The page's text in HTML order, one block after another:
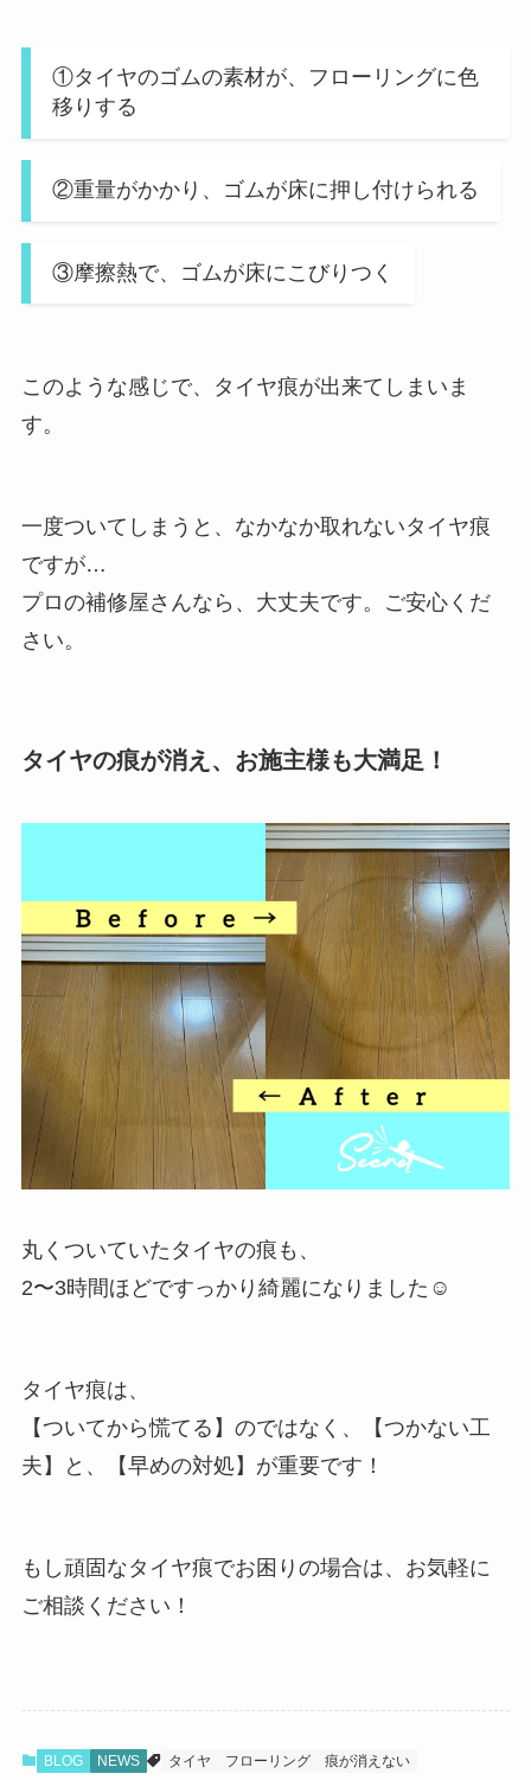
①タイヤのゴムの素材が、フローリングに色
移りする
②重量がかかり、ゴムが床に押し付けられる
③摩擦熱で、ゴムが床にこびりつく
このような感じで、タイヤ痕が出来てしまいま
す。
一度ついてしまうと、なかなか取れないタイヤ痕
ですが…
プロの補修屋さんなら、大丈夫です。ご安心くだ
さい。
タイヤの痕が消え、お施主様も大満足！
丸くついていたタイヤの痕も、
2〜3時間ほどですっかり綺麗になりました☺️
タイヤ痕は、
【ついてから慌てる】のではなく、【つかない工
夫】と、【早めの対処】が重要です！
もし頑固なタイヤ痕でお困りの場合は、お気軽に
ご相談ください！
BLOG NEWS タイヤ フローリング 痕が消えない